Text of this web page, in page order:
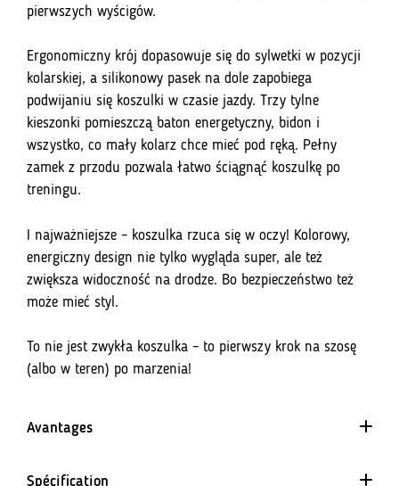
pierwszych wyścigów.
Ergonomiczny krój dopasowuje się do sylwetki w pozycji
kolarskiej, a silikonowy pasek na dole zapobiega
podwijaniu się koszulki w czasie jazdy. Trzy tylne
kieszonki pomieszczą baton energetyczny, bidon i
wszystko, co mały kolarz chce mieć pod ręką. Pełny
zamek z przodu pozwala łatwo ściągnąć koszulkę po
treningu.
I najważniejsze – koszulka rzuca się w oczy! Kolorowy,
energiczny design nie tylko wygląda super, ale też
zwiększa widoczność na drodze. Bo bezpieczeństwo też
może mieć styl.
To nie jest zwykła koszulka – to pierwszy krok na szosę
(albo w teren) po marzenia!
Avantages
Spécification